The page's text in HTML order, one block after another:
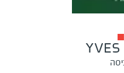
YVES